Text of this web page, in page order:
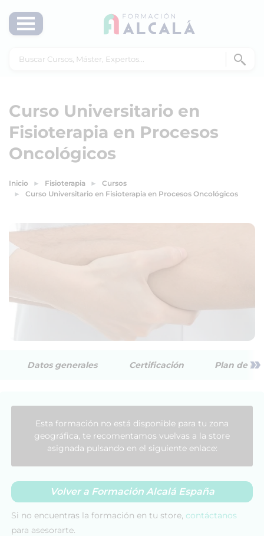
Curso Universitario en
Fisioterapia en Procesos
Oncológicos
Inicio Fisioterapia
Cursos
Curso Universitario en Fisioterapia en Procesos Oncológicos
Datos generales Certificación Plan de »
Esta formación no está disponible para tu zona
geográfica, te recomentamos vuelvas a la store
asignada pulsando en el siguiente enlace:
Volver a Formación Alcalá España
Si no encuentras la formación en tu store, contáctanos
para asesorarte.